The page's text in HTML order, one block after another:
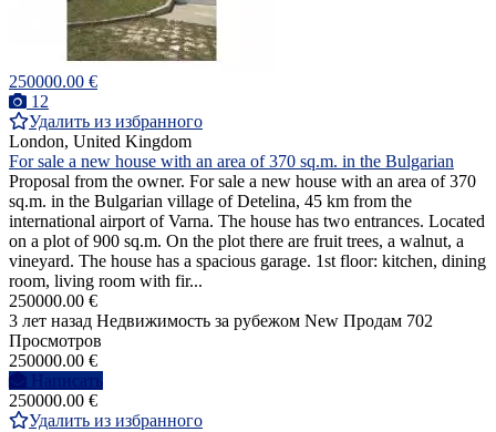
250000.00 €
12
Удалить из избранного
London, United Kingdom
For sale a new house with an area of 370 sq.m. in the Bulgarian
Proposal from the owner. For sale a new house with an area of 370
sq.m. in the Bulgarian village of Detelina, 45 km from the
international airport of Varna. The house has two entrances. Located
on a plot of 900 sq.m. On the plot there are fruit trees, a walnut, a
vineyard. The house has a spacious garage. 1st floor: kitchen, dining
room, living room with fir...
250000.00 €
3 лет назад Недвижимость за рубежом New Продам 702
Просмотров
250000.00 €
Написать
250000.00 €
Удалить из избранного